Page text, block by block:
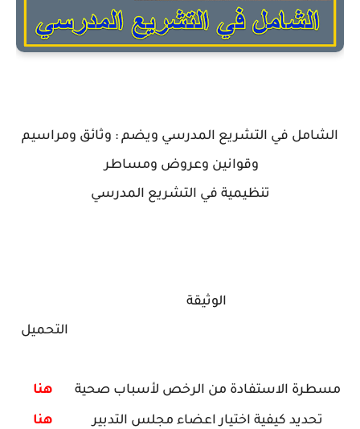
الشامل في التشريع المدرسي ويضم : وثائق ومراسيم
وقوانين وعروض ومساطر
تنظيمية في التشريع المدرسي
الوثيقة
التحميل
مسطرة الاستفادة من الرخص لأسباب صحية هنا
تحديد كيفية اختيار اعضاء مجلس التدبير
هنا